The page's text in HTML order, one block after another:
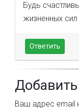
Будь
жизненных сил
Ответить
Ваш адрес email